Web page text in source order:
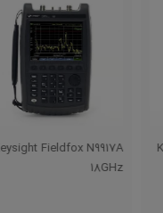
Keysight Fieldfox N9917A